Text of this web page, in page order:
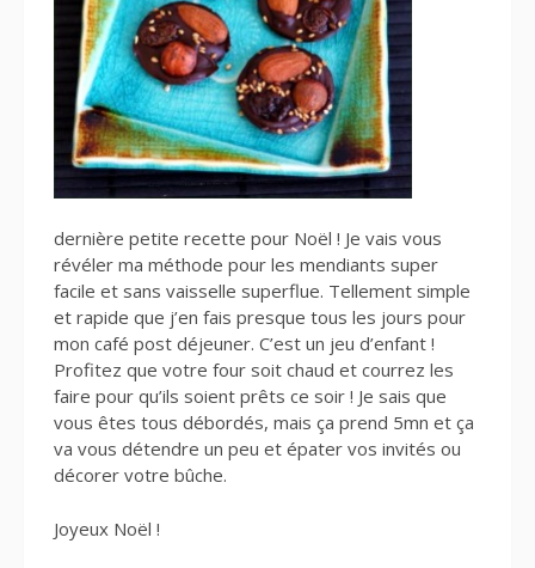
dernière petite recette pour Noël ! Je vais vous
révéler ma méthode pour les mendiants super
facile et sans vaisselle superflue. Tellement simple
et rapide que j’en fais presque tous les jours pour
mon café post déjeuner. C’est un jeu d’enfant !
Profitez que votre four soit chaud et courrez les
faire pour qu’ils soient prêts ce soir ! Je sais que
vous êtes tous débordés, mais ça prend 5mn et ça
va vous détendre un peu et épater vos invités ou
décorer votre bûche.
Joyeux Noël !